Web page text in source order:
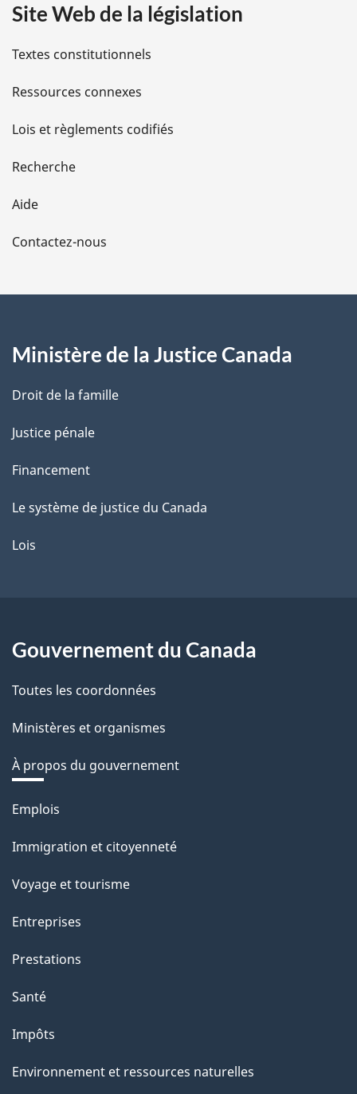
i
l
s
d
e
l
a
e
Site Web de la législation
Textes constitutionnels
Ressources connexes
Lois et règlements codifiés
Recherche
Aide
Contactez-nous
Ministère de la Justice Canada
Droit de la famille
Justice pénale
Financement
Le système de justice du Canada
Lois
Gouvernement du Canada
Toutes les coordonnées
Ministères et organismes
À propos du gouvernement
Thèmes
sujets
Emplois
Immigration et citoyenneté
Voyage et tourisme
Entreprises
Prestations
Santé
Impôts
Environnement et ressources naturelles